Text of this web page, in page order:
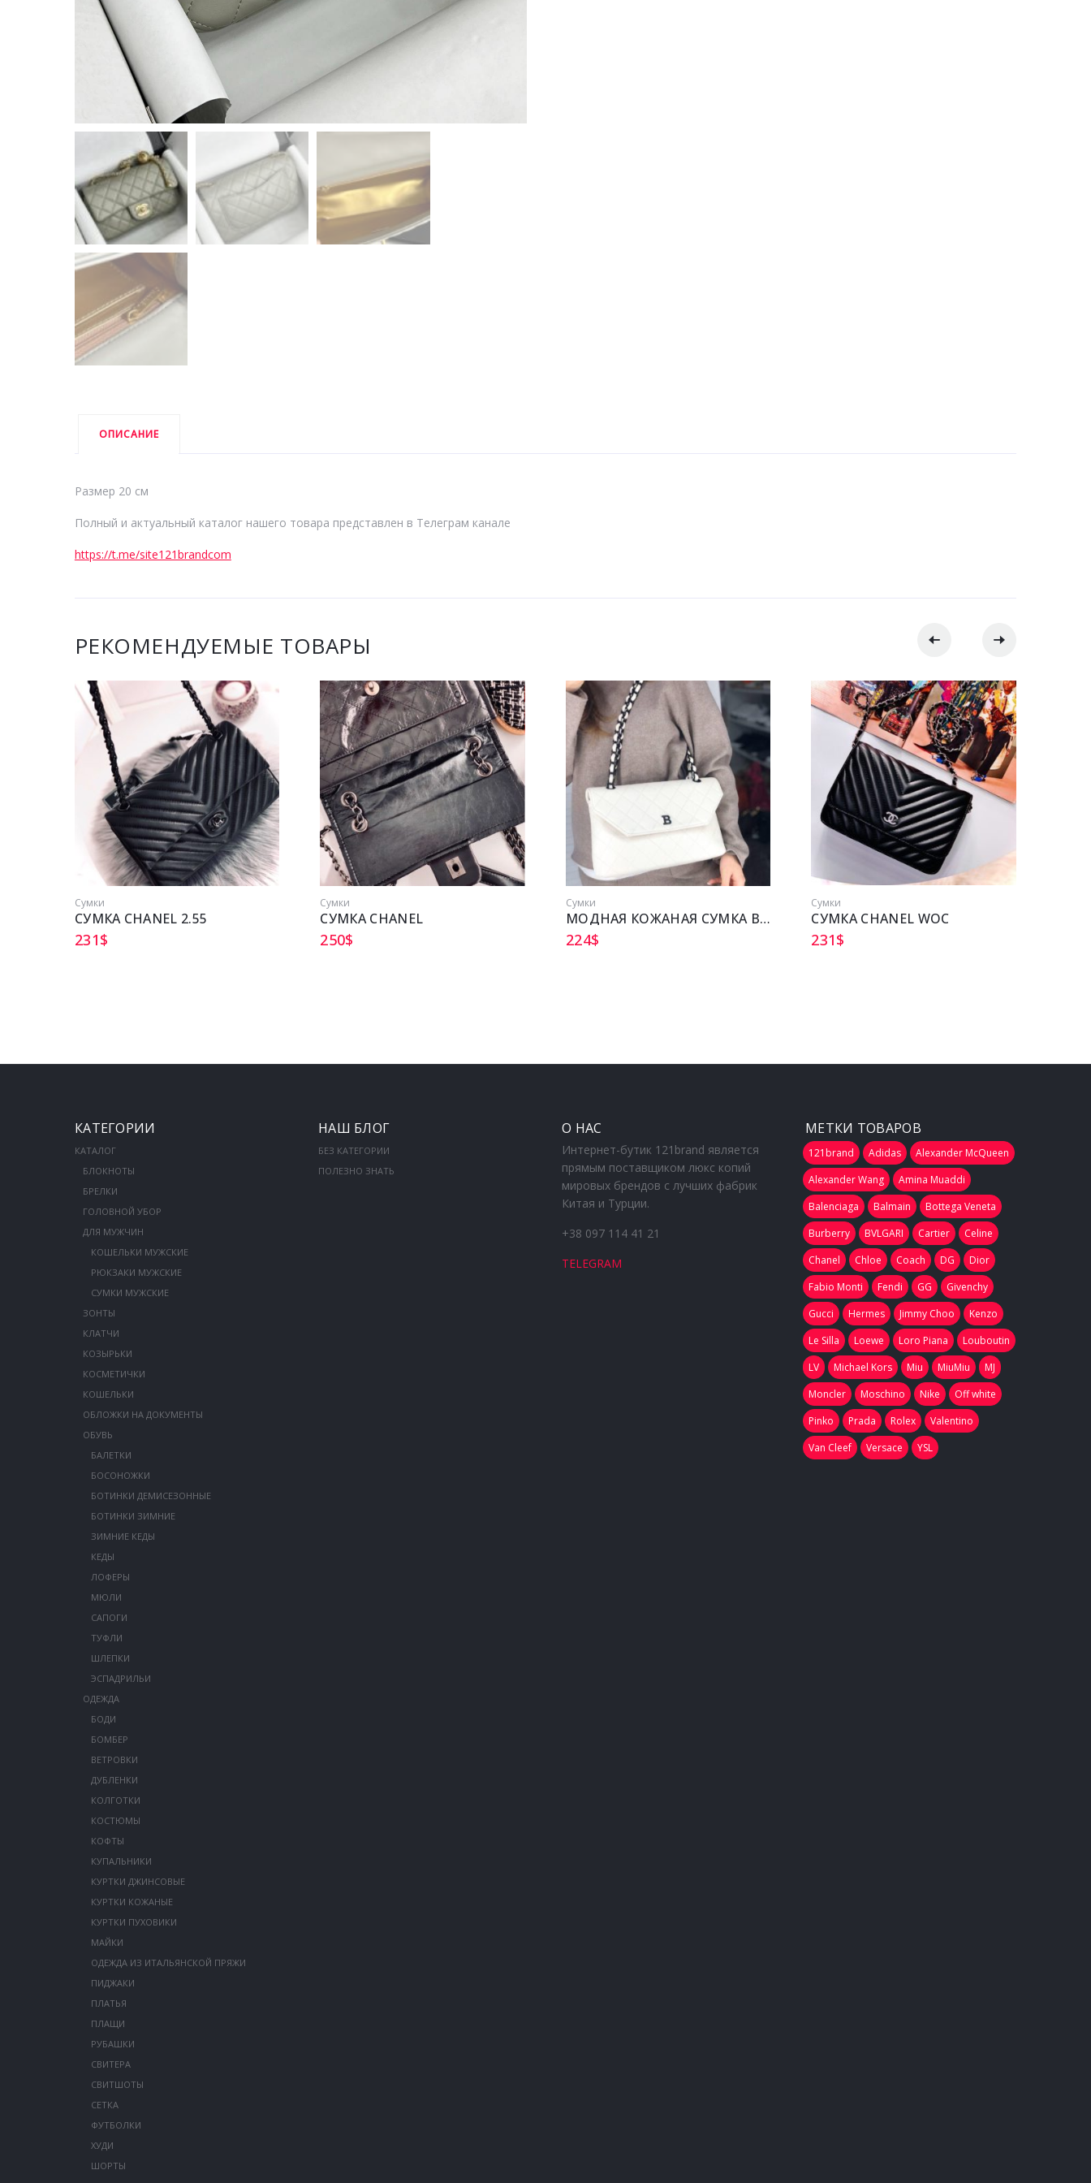
ОПИСАНИЕ
Размер 20 см
Полный и актуальный каталог нашего товара представлен в Телеграм канале
https://t.me/site121brandcom
РЕКОМЕНДУЕМЫЕ ТОВАРЫ
Сумки
СУМКА CHANEL 2.55
231$
Сумки
СУМКА CHANEL
250$
Сумки
МОДНАЯ КОЖАНАЯ СУМКА BALENCIAGA
224$
Сумки
СУМКА CHANEL WOC
231$
КАТЕГОРИИ
КАТАЛОГ
БЛОКНОТЫ
БРЕЛКИ
ГОЛОВНОЙ УБОР
ДЛЯ МУЖЧИН
КОШЕЛЬКИ МУЖСКИЕ
РЮКЗАКИ МУЖСКИЕ
СУМКИ МУЖСКИЕ
ЗОНТЫ
КЛАТЧИ
КОЗЫРЬКИ
КОСМЕТИЧКИ
КОШЕЛЬКИ
ОБЛОЖКИ НА ДОКУМЕНТЫ
ОБУВЬ
БАЛЕТКИ
БОСОНОЖКИ
БОТИНКИ ДЕМИСЕЗОННЫЕ
БОТИНКИ ЗИМНИЕ
ЗИМНИЕ КЕДЫ
КЕДЫ
ЛОФЕРЫ
МЮЛИ
САПОГИ
ТУФЛИ
ШЛЕПКИ
ЭСПАДРИЛЬИ
ОДЕЖДА
БОДИ
БОМБЕР
ВЕТРОВКИ
ДУБЛЕНКИ
КОЛГОТКИ
КОСТЮМЫ
КОФТЫ
КУПАЛЬНИКИ
КУРТКИ ДЖИНСОВЫЕ
КУРТКИ КОЖАНЫЕ
КУРТКИ ПУХОВИКИ
МАЙКИ
ОДЕЖДА ИЗ ИТАЛЬЯНСКОЙ ПРЯЖИ
ПИДЖАКИ
ПЛАТЬЯ
ПЛАЩИ
РУБАШКИ
СВИТЕРА
СВИТШОТЫ
СЕТКА
ФУТБОЛКИ
ХУДИ
ШОРТЫ
НАШ БЛОГ
БЕЗ КАТЕГОРИИ
ПОЛЕЗНО ЗНАТЬ
О НАС
Интернет-бутик 121brand является
прямым поставщиком люкс копий
мировых брендов с лучших фабрик
Китая и Турции.
+38 097 114 41 21
TELEGRAM
МЕТКИ ТОВАРОВ
121brand Adidas
Alexander McQueen
Alexander Wang
Amina Muaddi
Balenciaga
Balmain
Bottega Veneta
Burberry
BVLGARI Cartier
Celine
Chanel
Chloe Coach DG
Dior
Fabio Monti
Fendi GG
Givenchy
Gucci
Hermes Jimmy Choo
Kenzo
Le Silla
Loewe Loro Piana
Louboutin
LV
Michael Kors Miu MiuMiu
MJ
Moncler
Moschino Nike
Off white
Pinko
Prada Rolex
Valentino
Van Cleef
Versace YSL